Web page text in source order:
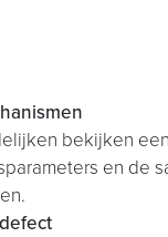
bekijken
en de